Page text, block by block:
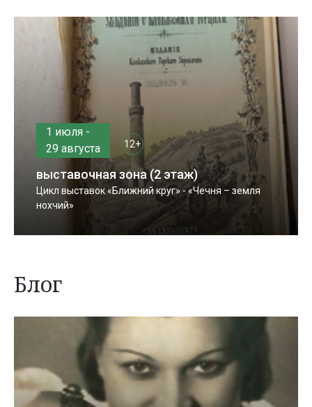
1 июля -
29 августа
12+
выставочная зона (2 этаж)
Цикл выставок «Ближний круг» - «Чечня – земля
нохчий»
Блог